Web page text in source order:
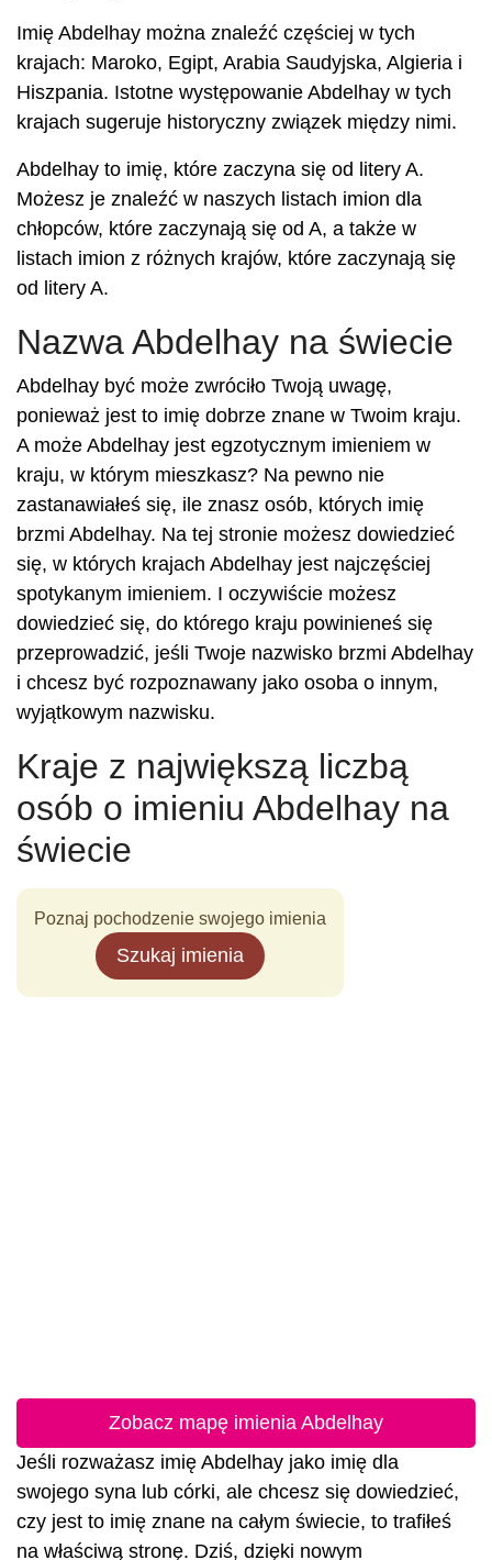
Imię Abdelhay można znaleźć częściej w tych
krajach: Maroko, Egipt, Arabia Saudyjska, Algieria i
Hiszpania. Istotne występowanie Abdelhay w tych
krajach sugeruje historyczny związek między nimi.
Abdelhay to imię, które zaczyna się od litery A.
Możesz je znaleźć w naszych listach imion dla
chłopców, które zaczynają się od A, a także w
listach imion z różnych krajów, które zaczynają się
od litery A.
Nazwa Abdelhay na świecie
Abdelhay być może zwróciło Twoją uwagę,
ponieważ jest to imię dobrze znane w Twoim kraju.
A może Abdelhay jest egzotycznym imieniem w
kraju, w którym mieszkasz? Na pewno nie
zastanawiałeś się, ile znasz osób, których imię
brzmi Abdelhay. Na tej stronie możesz dowiedzieć
się, w których krajach Abdelhay jest najczęściej
spotykanym imieniem. I oczywiście możesz
dowiedzieć się, do którego kraju powinieneś się
przeprowadzić, jeśli Twoje nazwisko brzmi Abdelhay
i chcesz być rozpoznawany jako osoba o innym,
wyjątkowym nazwisku.
Kraje z największą liczbą
osób o imieniu Abdelhay na
świecie
Poznaj pochodzenie swojego imienia
Szukaj imienia
Zobacz mapę imienia Abdelhay
Jeśli rozważasz imię Abdelhay jako imię dla
swojego syna lub córki, ale chcesz się dowiedzieć,
czy jest to imię znane na całym świecie, to trafiłeś
na właściwą stronę. Dziś, dzięki nowym